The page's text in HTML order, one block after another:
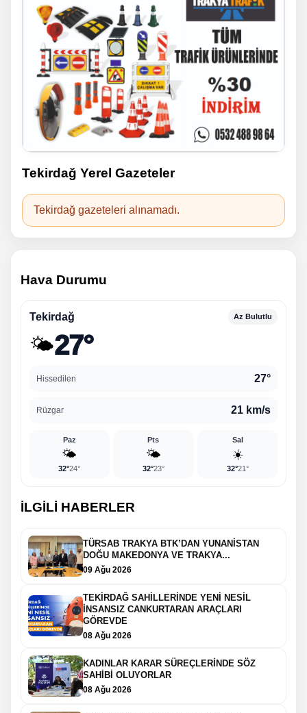
Tekirdağ Yerel Gazeteler
Tekirdağ gazeteleri alınamadı.
Hava Durumu
Tekirdağ Az Bulutlu
🌤️27°
Hissedilen 27°
Rüzgar 21 km/s
Paz
🌤️
32°24°
Pts
🌤️
32°23°
Sal
☀️
32°21°
İLGİLİ HABERLER
TÜRSAB TRAKYA BTK’DAN YUNANİSTAN
DOĞU MAKEDONYA VE TRAKYA...
09 Ağu 2026
TEKİRDAĞ SAHİLLERİNDE YENİ NESİL
İNSANSIZ CANKURTARAN ARAÇLARI
GÖREVDE
08 Ağu 2026
KADINLAR KARAR SÜREÇLERİNDE SÖZ
SAHİBİ OLUYORLAR
08 Ağu 2026